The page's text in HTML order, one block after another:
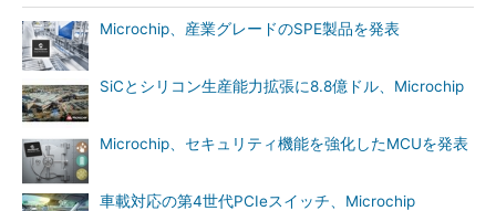
Microchip、産業グレードのSPE製品を発表
SiCとシリコン生産能力拡張に8.8億ドル、Microchip
Microchip、セキュリティ機能を強化したMCUを発表
車載対応の第4世代PCIeスイッチ、Microchip